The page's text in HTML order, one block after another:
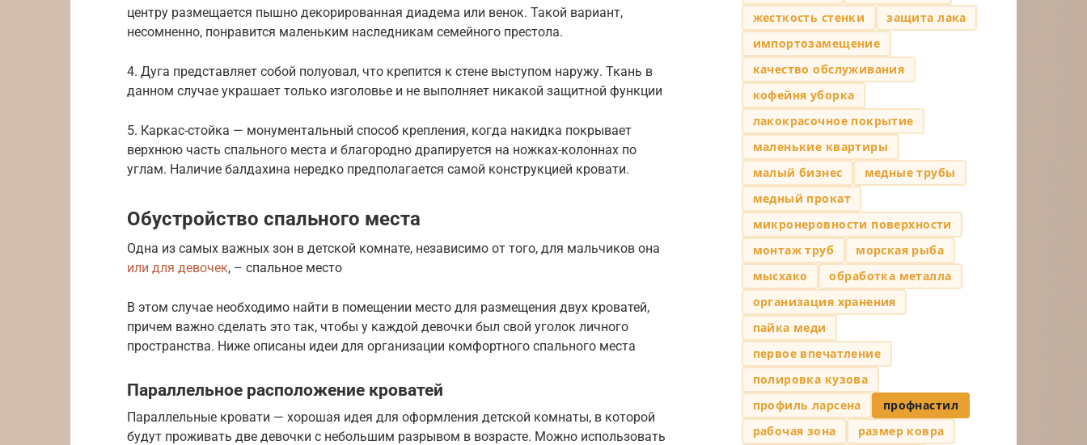
центру размещается пышно декорированная диадема или венок. Такой вариант,
несомненно, понравится маленьким наследникам семейного престола.
4. Дуга представляет собой полуовал, что крепится к стене выступом наружу. Ткань в
данном случае украшает только изголовье и не выполняет никакой защитной функции
5. Каркас-стойка — монументальный способ крепления, когда накидка покрывает
верхнюю часть спального места и благородно драпируется на ножках-колоннах по
углам. Наличие балдахина нередко предполагается самой конструкцией кровати.
Обустройство спального места
Одна из самых важных зон в детской комнате, независимо от того, для мальчиков она
или для девочек, – спальное место
В этом случае необходимо найти в помещении место для размещения двух кроватей,
причем важно сделать это так, чтобы у каждой девочки был свой уголок личного
пространства. Ниже описаны идеи для организации комфортного спального места
Параллельное расположение кроватей
Параллельные кровати — хорошая идея для оформления детской комнаты, в которой
будут проживать две девочки с небольшим разрывом в возрасте. Можно использовать
жесткость стенки
защита лака
импортозамещение
качество обслуживания
кофейня уборка
лакокрасочное покрытие
маленькие квартиры
малый бизнес
медные трубы
медный прокат
микронеровности поверхности
монтаж труб
морская рыба
мысхако
обработка металла
организация хранения
пайка меди
первое впечатление
полировка кузова
профиль ларсена
профнастил
рабочая зона
размер ковра